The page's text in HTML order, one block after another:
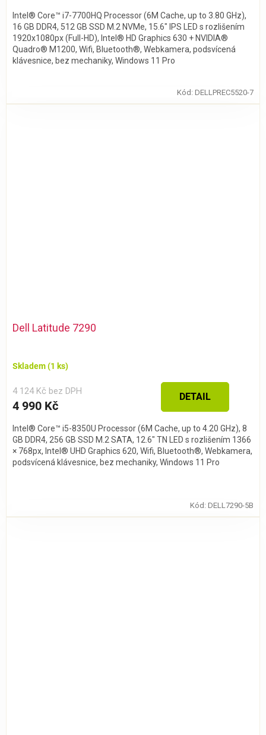
Intel® Core™ i7-7700HQ Processor (6M Cache, up to 3.80 GHz),
16 GB DDR4, 512 GB SSD M.2 NVMe, 15.6" IPS LED s rozlišením
1920x1080px (Full-HD), Intel® HD Graphics 630 + NVIDIA®
Quadro® M1200, Wifi, Bluetooth®, Webkamera, podsvícená
klávesnice, bez mechaniky, Windows 11 Pro
Kód: DELLPREC5520-7
Dell Latitude 7290
Skladem(1 ks)
4 124 Kč bez DPH
4 990 Kč
DETAIL
Intel® Core™ i5-8350U Processor (6M Cache, up to 4.20 GHz), 8
GB DDR4, 256 GB SSD M.2 SATA, 12.6″ TN LED s rozlišením 1366
× 768px, Intel® UHD Graphics 620, Wifi, Bluetooth®, Webkamera,
podsvícená klávesnice, bez mechaniky, Windows 11 Pro
Kód: DELL7290-5B